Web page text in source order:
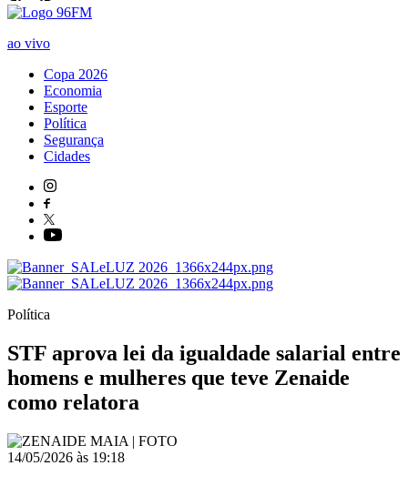
ao vivo
Copa 2026
Economia
Esporte
Política
Segurança
Cidades
Política
STF aprova lei da igualdade salarial entre
homens e mulheres que teve Zenaide
como relatora
14/05/2026 às 19:18